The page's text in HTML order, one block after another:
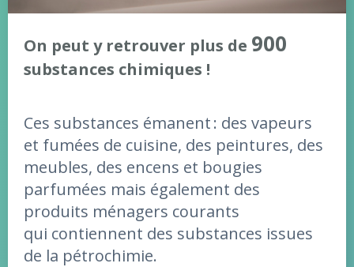
On peut y retrouver plus de 900
substances chimiques !
Ces substances émanent : des vapeurs
et fumées de cuisine, des peintures, des
meubles, des encens et bougies
parfumées mais également des
produits ménagers courants
qui contiennent des substances issues
de la pétrochimie.